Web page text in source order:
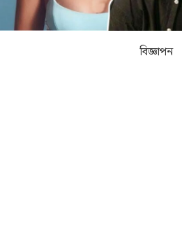
বিজ্ঞাপন